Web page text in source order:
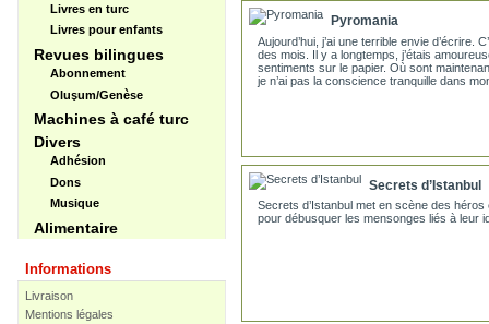
Livres en turc
Livres pour enfants
Revues bilingues
Abonnement
Oluşum/Genèse
Machines à café turc
Divers
Adhésion
Dons
Musique
Alimentaire
Informations
Livraison
Mentions légales
Pyromania
Aujourd’hui, j’ai une terrible envie d’écrire.
des mois. Il y a longtemps, j’étais
sentiments sur le papier. Où sont
je n’ai pas la conscience tranquille dans
Secrets d’Istanbul
Secrets d’Istanbul met en scène des
pour débusquer les mensonges liés à leur